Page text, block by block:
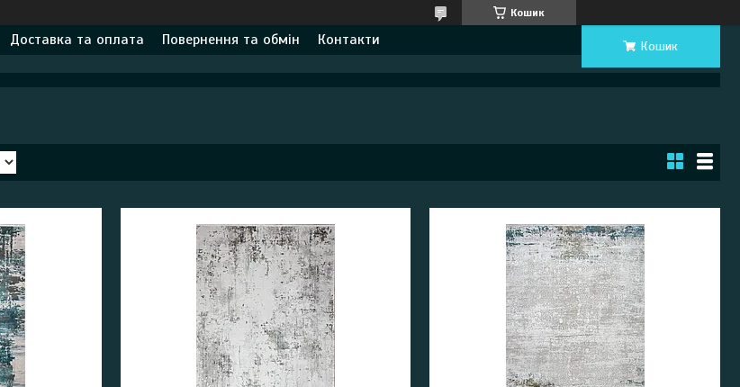
Кошик
Доставка та оплата Повернення та обмін Контакти Кошик